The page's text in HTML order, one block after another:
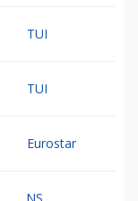
TUI
TUI
Eurostar
NS